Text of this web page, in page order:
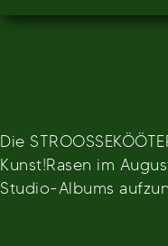
Die
Kunst!Rasen im
Studio-Albums